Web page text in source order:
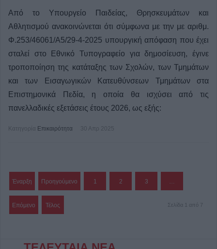
Από το Υπουργείο Παιδείας, Θρησκευμάτων και
Αθλητισμού ανακοινώνεται ότι σύμφωνα με την με αριθμ.
Φ.253/46061/Α5/29-4-2025 υπουργική απόφαση που έχει
σταλεί στο Εθνικό Τυπογραφείο για δημοσίευση, έγινε
τροποποίηση της κατάταξης των Σχολών, των Τμημάτων
και των Εισαγωγικών Κατευθύνσεων Τμημάτων στα
Επιστημονικά Πεδία, η οποία θα ισχύσει από τις
πανελλαδικές εξετάσεις έτους 2026, ως εξής:
Κατηγορία Επικαιρότητα 30 Απρ 2025
Έναρξη Προηγούμενο 1 2 3 …
Επόμενο Τέλος Σελίδα 1 από 7